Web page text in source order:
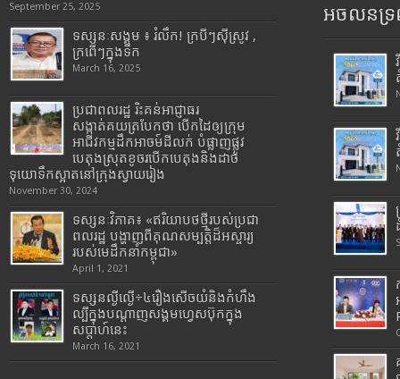
September 25, 2025
ទស្សនៈសង្គម ៖ រំលឹក! ក្របីៗស៊ីស្រូវ ,
ក្រពើៗក្នុងទឹក
March 16, 2025
ប្រជាពលរដ្ឋ រិះគន់អាជ្ញាធរ
សង្កាត់គយត្របែកថា បើកដៃឲ្យក្រុម
អាជីវកម្មដឹកអាចម៍ដីលក់ បំផ្លាញផ្លូវ
បេតុងស្រុតខូចរបើកបេតុងនិងដាច់
ទុយោទឹកស្អាតនៅក្រុងស្វាយរៀង
November 30, 2024
ទស្សនៈវិភាគ៖ «ឥរិយាបថថ្មីរបស់ប្រជា
ពលរដ្ឋ បង្ហាញពីគុណសម្បត្តិដ៏អស្ចារ្យ
របស់មេដឹកនាំកម្ពុជា»
April 1, 2021
ទស្សនល្ងីល្ងើ÷៤រឿងសើចយំនិងកំហឹង
ល្បីក្នុងបណ្តាញសង្គមហ្វេសប៊ុកក្នុង
សប្តាហ៍នេះ
March 16, 2021
អចលនទ្រ